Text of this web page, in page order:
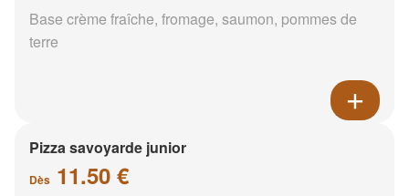
Base crème fraîche, fromage, saumon, pommes de
terre
Pizza savoyarde junior
Dès 11.50 €